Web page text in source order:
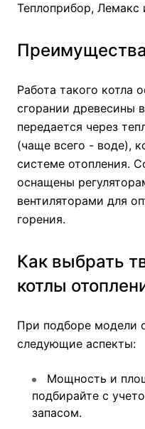
Теплоприбор, Лемакс
Работа такого котла
сгорании древесины
передается через
(чаще всего - воде),
системе отопления.
оснащены
вентиляторами для
горения.
Как выбрать
котлы
При подборе модели
следующие аспекты:
Мощность и
подбирайте с
запасом.